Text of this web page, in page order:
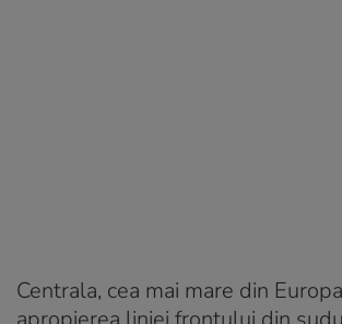
Centrala, cea mai mare din